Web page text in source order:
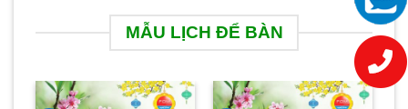
MẪU LỊCH ĐỂ BÀN